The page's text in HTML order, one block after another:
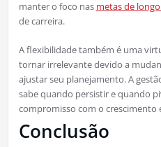
manter o foco nas metas de
de carreira.
A flexibilidade também é uma
tornar irrelevante devido a
ajustar seu planejamento. A
sabe quando persistir e quando
compromisso com o crescimento
Conclusão